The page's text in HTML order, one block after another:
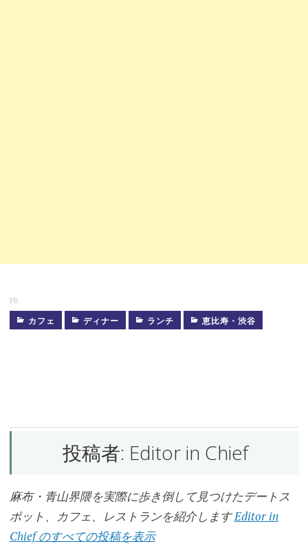
PR
カフェ ディナー ランチ
恵比寿・渋谷
ダ
し
ラ
チ
投稿者: Editor in Chief
麻布・青山界隈を実際に歩き倒して見つけたデートス
ポット、カフェ、レストランを紹介しますEditor in
Chief のすべての投稿を表示